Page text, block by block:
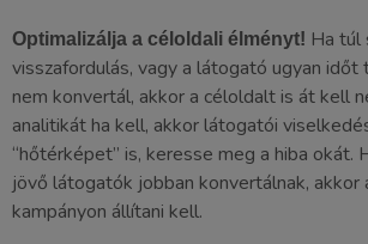
Optimalizálja a céloldali élményt! Ha túl
visszafordulás, vagy a látogató ugyan időt
nem konvertál, akkor a céloldalt is át kell
analitikát ha kell, akkor látogatói
“hőtérképet” is, keresse meg a hiba okát.
jövő látogatók jobban konvertálnak, akkor
kampányon állítani kell.